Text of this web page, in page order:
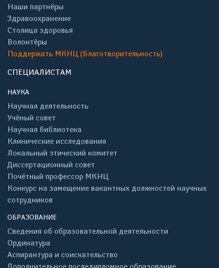
Наши партнёры
Здравоохранение
Столица здоровья
Волонтёры
Поддержать МКНЦ (Благотворительность)
СПЕЦИАЛИСТАМ
НАУКА
Научная деятельность
Учёный совет
Научная библиотека
Клинические исследования
Локальный этический комитет
Диссертационный совет
Почётный профессор МКНЦ
Конкурс на замещение вакантных должностей научных
сотрудников
ОБРАЗОВАНИЕ
Сведения об образовательной деятельности
Ординатура
Аспирантура и соискательство